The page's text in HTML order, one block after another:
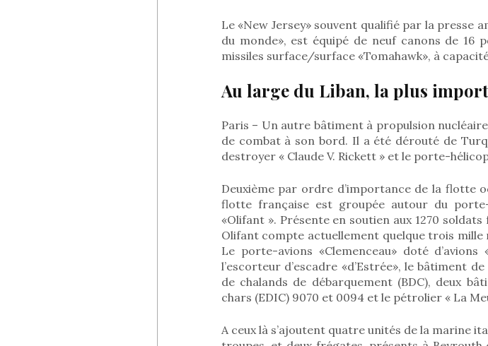
Le «New Jersey» souvent qualifié par la presse
du monde», est équipé de neuf canons de
missiles surface/surface «Tomahawk», à
Au large du Liban, la plus
Paris – Un autre bâtiment à propulsion
de combat à son bord. Il a été dérouté de
destroyer « Claude V. Rickett » et le porte-
Deuxième par ordre d’importance de la flotte
flotte française est groupée autour du
«Olifant ». Présente en soutien aux 1270
Olifant compte actuellement quelque trois mille
Le porte-avions «Clemenceau» doté
l’escorteur d’escadre «d’Estrée», le bâtiment
de chalands de débarquement (BDC), deux
chars (EDIC) 9070 et 0094 et le pétrolier « La
A ceux là s’ajoutent quatre unités de la